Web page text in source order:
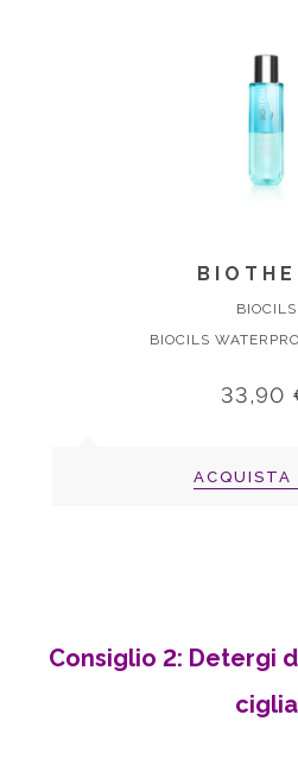
BIOCILS
BIOCILS
33,90
ACQUISTA
Consiglio 2: Detergi
ciglia